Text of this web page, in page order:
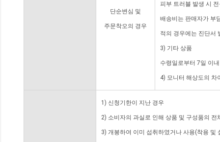
단순변심 및
주문착오의 경우
피부 트러블 발생 시
배송비는 판매자가 부
적의 경우에는 진단서
3) 기타 상품
수령일로부터 7일 이
4) 모니터 해상도의 차
1) 신청기한이 지난 경우
2) 소비자의 과실로 인해 상품 및 구성품의
3) 개봉하여 이미 섭취하였거나 사용(착용 및